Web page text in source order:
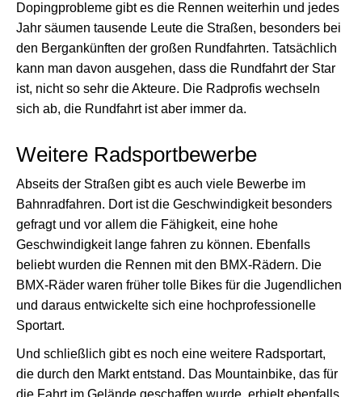
Dopingprobleme gibt es die Rennen weiterhin und jedes
Jahr säumen tausende Leute die Straßen, besonders bei
den Bergankünften der großen Rundfahrten. Tatsächlich
kann man davon ausgehen, dass die Rundfahrt der Star
ist, nicht so sehr die Akteure. Die Radprofis wechseln
sich ab, die Rundfahrt ist aber immer da.
Weitere Radsportbewerbe
Abseits der Straßen gibt es auch viele Bewerbe im
Bahnradfahren. Dort ist die Geschwindigkeit besonders
gefragt und vor allem die Fähigkeit, eine hohe
Geschwindigkeit lange fahren zu können. Ebenfalls
beliebt wurden die Rennen mit den BMX-Rädern. Die
BMX-Räder waren früher tolle Bikes für die Jugendlichen
und daraus entwickelte sich eine hochprofessionelle
Sportart.
Und schließlich gibt es noch eine weitere Radsportart,
die durch den Markt entstand. Das Mountainbike, das für
die Fahrt im Gelände geschaffen wurde, erhielt ebenfalls